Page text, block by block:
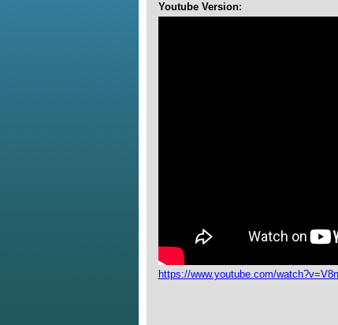
Youtube Version:
https://www.youtube.com/